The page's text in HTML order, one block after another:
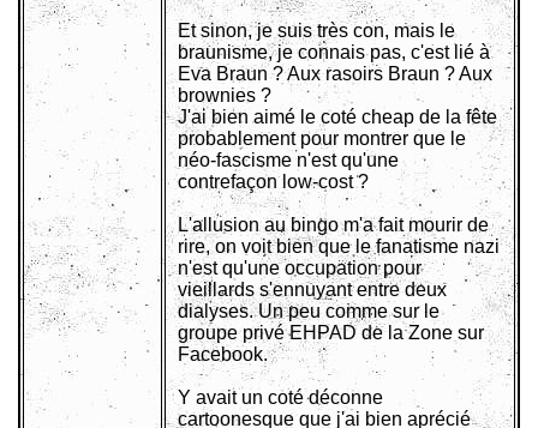
Et sinon, je suis très con, mais le
braunisme, je connais pas, c'est lié à
Eva Braun ? Aux rasoirs Braun ? Aux
brownies ?
J'ai bien aimé le coté cheap de la fête
probablement pour montrer que le
néo-fascisme n'est qu'une
contrefaçon low-cost ?
L'allusion au bingo m'a fait mourir de
rire, on voit bien que le fanatisme nazi
n'est qu'une occupation pour
vieillards s'ennuyant entre deux
dialyses. Un peu comme sur le
groupe privé EHPAD de la Zone sur
Facebook.
Y avait un coté déconne
cartoonesque que j'ai bien aprécié